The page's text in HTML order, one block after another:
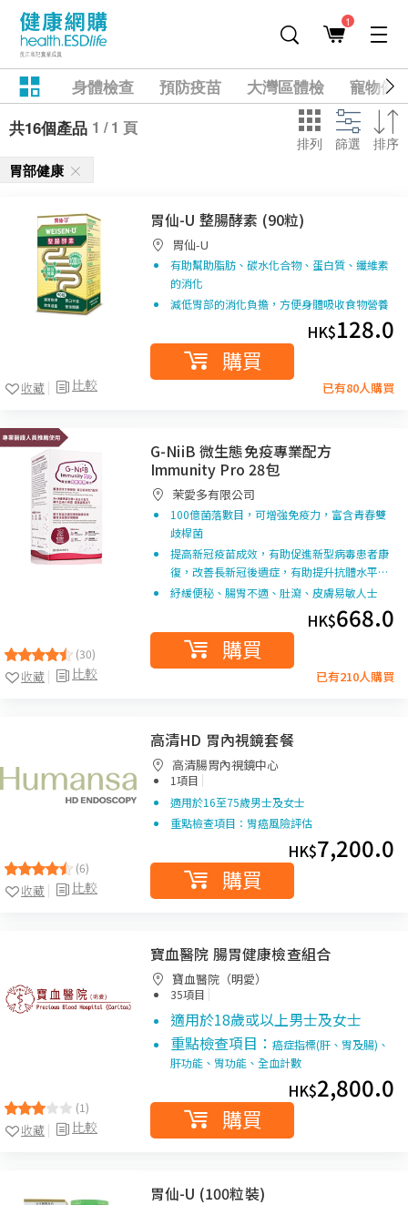
1
身體檢查 預防疫苗 大灣區體檢
寵物健
共16個產品 1 / 1 頁
排列 篩選 排序
胃部健康
比較
收藏
胃仙-U 整腸酵素 (90粒)
胃仙-U
有助幫助脂肪、碳水化合物、蛋白質、纖維素
的消化
減低胃部的消化負擔，方便身體吸收食物營養
HK$128.0
購買
已有80人購買
(30)
比較
收藏
G-NiiB 微生態免疫專業配方
Immunity Pro 28包
茉愛多有限公司
100億菌落數目，可增強免疫力，富含青春雙
歧桿菌
提高新冠疫苗成效，有助促進新型病毒患者康
復，改善長新冠後遺症，有助提升抗體水平…
紓緩便秘、腸胃不適、肚瀉、皮膚易敏人士
HK$668.0
購買
已有210人購買
(6)
比較
收藏
高清HD 胃內視鏡套餐
高清腸胃內視鏡中心
1項目 |
適用於16至75歲男士及女士
重點檢查項目：胃癌風險評估
HK$7,200.0
購買
(1)
比較
收藏
寶血醫院 腸胃健康檢查組合
寶血醫院（明愛）
35項目 |
適用於18歲或以上男士及女士
重點檢查項目： 癌症指標(肝、胃及腸)、
肝功能、胃功能、全血計數
HK$2,800.0
購買
胃仙-U (100粒裝)